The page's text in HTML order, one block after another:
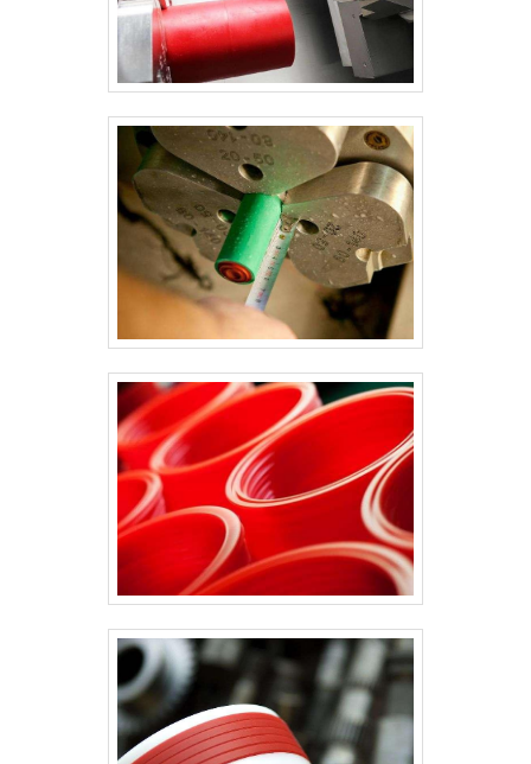
EMPRESA NO SEGMENTOApenas na
System Seal existe variedade e
qualidade quando o assunto for
vedação hidráulicas e pneumáticas.
Com foco na experiência dos
clientes, oferece itens variados
como gaxetas tipo u e vedações
usinadas com ótima qualidade e
excelente custo-benefício.Se
diferenciando dentro de seu
segmento, a empresa consegue
também proporcionar um
a satisfação do cliente. A System
Seal é uma empresa que tem sido
apontada de forma positiva no
segmento pela idoneidade em tudo
que faz onde fecha todo o ciclo de
entrega com excelência para seus
parceiros.